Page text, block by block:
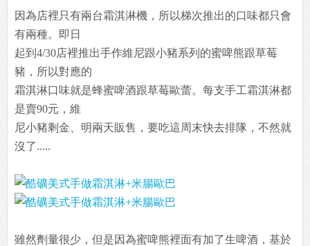
因為店裡只有兩台霜淇淋機，所以梯次推出的口味都只會
有兩種。即日
起到4/30店裡推出手作維尼跟小豬系列的蜜啤熊跟草莓
豬，所以對應的
霜淇淋口味就是蜂蜜啤酒跟草莓歐蕾。每支手工霜淇淋都
是賣90元，維
尼小豬剩金、明兩天販售，要吃這周末快去排隊，不然就
沒了.....
雖然劑量很少，但是因為蜜啤熊裡面有加了生啤酒，基於